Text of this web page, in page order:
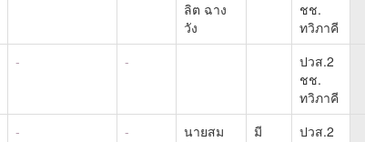
ลิต ฉาง
วัง
ชช.
ทวิภาคี
- -
ปวส.2
ชช.
ทวิภาคี
- -
นายสม
มี
ปวส.2